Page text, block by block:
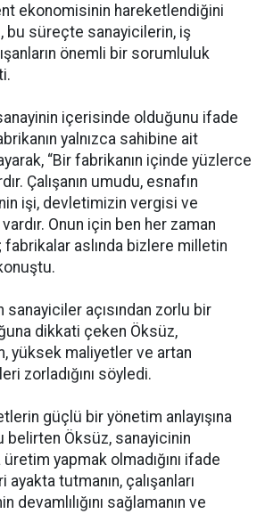
ekonomisinin hareketlendiğini
bu süreçte sanayicilerin, iş
önemli bir sorumluluk
sanayinin içerisinde olduğunu ifade
yalnızca sahibine ait
“Bir fabrikanın içinde yüzlerce
Çalışanın umudu, esnafın
işi, devletimizin vergisi ve
Onun için ben her zaman
aslında bizlere milletin
sanayiciler açısından zorlu bir
dikkati çeken Öksüz,
yüksek maliyetler ve artan
zorladığını söyledi.
güçlü bir yönetim anlayışına
belirten Öksüz, sanayicinin
yapmak olmadığını ifade
tutmanın, çalışanları
devamlılığını sağlamanın ve